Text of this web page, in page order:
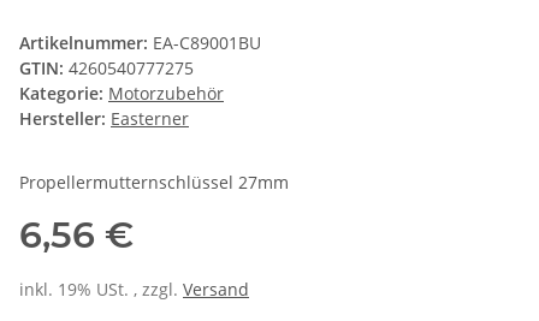
Artikelnummer: EA-C89001BU
GTIN: 4260540777275
Kategorie: Motorzubehör
Hersteller: Easterner
Propellermutternschlüssel 27mm
6,56 €
inkl. 19% USt. , zzgl. Versand